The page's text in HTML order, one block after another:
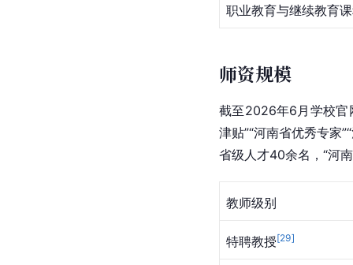
职业教育与继续教育
师资规模
截至2026年6月学校官
津贴”“河南省优秀专家
省级人才40余名，“河
教师级别
特聘教授[29]